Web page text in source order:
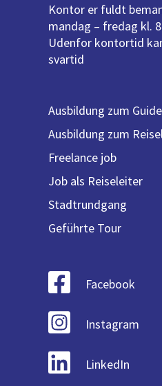
Kontor er fuldt
mandag – fredag kl.
Udenfor kontortid
svartid
Ausbildung zum Guide
Ausbildung zum
Freelance job
Job als Reiseleiter
Stadtrundgang
Geführte Tour
Facebook
Instagram
LinkedIn